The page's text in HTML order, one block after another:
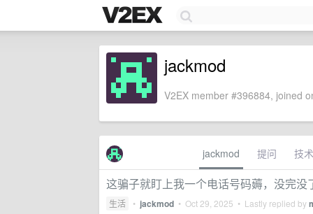
jackmod
V2EX member #396884, joined
jackmod 提问 技
这骗子就盯上我一个电话号码薅，没完没
生活 • jackmod • Oct 29, 2025 • Lastly replied by